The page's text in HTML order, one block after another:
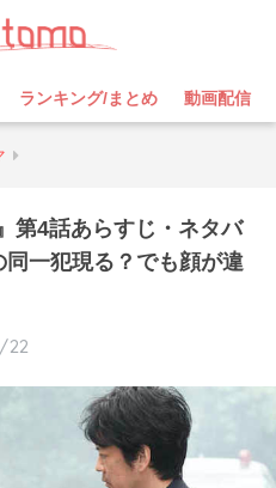
ランキング/まとめ 動画配信
第4話あらすじ・ネタバ
一犯現る？でも顔が違
22